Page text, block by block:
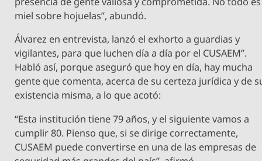
miel sobre hojuelas”, abundó.
Álvarez en entrevista, lanzó el exhorto a guardias y
vigilantes, para que luchen día a día por el CUSAEM”.
Habló así, porque aseguró que hoy en día, hay mucha
gente que comenta, acerca de su certeza jurídica y de
existencia misma, a lo que acotó:
“Esta institución tiene 79 años, y el siguiente vamos a
cumplir 80. Pienso que, si se dirige correctamente,
CUSAEM puede convertirse en una de las empresas de